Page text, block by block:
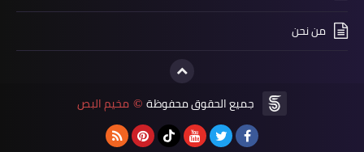
اللجنة الامنية الفلسطينية العليا تستنفر
لحماية عين الحلوة والجوار.. وتأخذ
الهواجس جديا
من نحن
جميع الحقوق محفوظة © مخيم البص